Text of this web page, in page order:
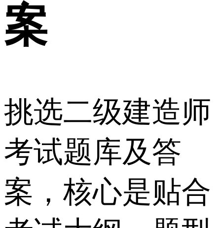
案
挑选二级建造师
考试题库及答
案，核心是贴合